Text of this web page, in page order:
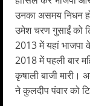
उनका असमय निधन
उमेश चरण गुसाईं को
2013 में यहां भाजपा
2018 में पहली बार
कृषाली बाजी मारी।
ने कुलदीप पंवार को